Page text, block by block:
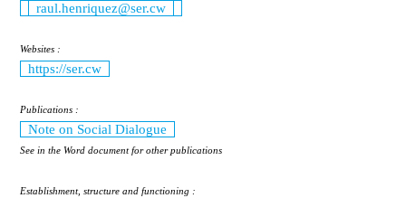
raul.henriquez@ser.cw
Websites :
https://ser.cw
Publications :
Note on Social Dialogue
See in the Word document for other publications
Establishment, structure and functioning :